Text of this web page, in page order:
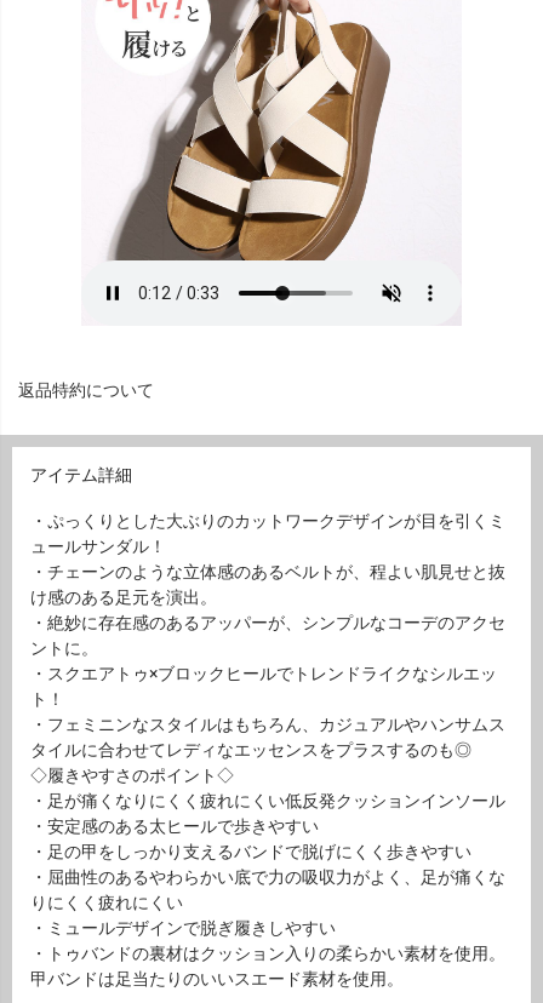
返品特約について
アイテム詳細
・ぷっくりとした大ぶりのカットワークデザインが目を引くミ
ュールサンダル！
・チェーンのような立体感のあるベルトが、程よい肌見せと抜
け感のある足元を演出。
・絶妙に存在感のあるアッパーが、シンプルなコーデのアクセ
ントに。
・スクエアトゥ×ブロックヒールでトレンドライクなシルエッ
ト！
・フェミニンなスタイルはもちろん、カジュアルやハンサムス
タイルに合わせてレディなエッセンスをプラスするのも◎
◇履きやすさのポイント◇
・足が痛くなりにくく疲れにくい低反発クッションインソール
・安定感のある太ヒールで歩きやすい
・足の甲をしっかり支えるバンドで脱げにくく歩きやすい
・屈曲性のあるやわらかい底で力の吸収力がよく、足が痛くな
りにくく疲れにくい
・ミュールデザインで脱ぎ履きしやすい
・トゥバンドの裏材はクッション入りの柔らかい素材を使用。
甲バンドは足当たりのいいスエード素材を使用。